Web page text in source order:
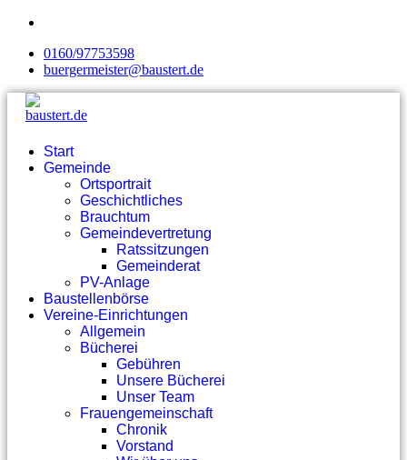
0160/97753598
buergermeister@baustert.de
Start
Gemeinde
Ortsportrait
Geschichtliches
Brauchtum
Gemeindevertretung
Ratssitzungen
Gemeinderat
PV-Anlage
Baustellenbörse
Vereine-Einrichtungen
Allgemein
Bücherei
Gebühren
Unsere Bücherei
Unser Team
Frauengemeinschaft
Chronik
Vorstand